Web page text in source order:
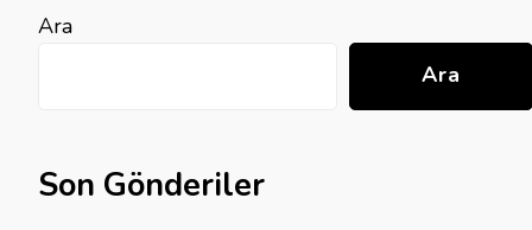
Ara
Ara
Son Gönderiler